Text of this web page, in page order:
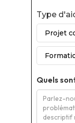
Type
Projet
Quels